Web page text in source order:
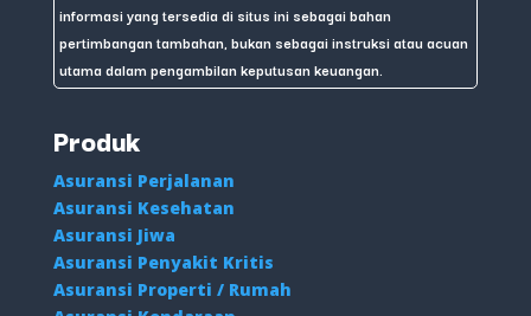
informasi yang tersedia di situs ini sebagai bahan
pertimbangan tambahan, bukan sebagai instruksi atau acuan
utama dalam pengambilan keputusan keuangan.
Produk
Asuransi Perjalanan
Asuransi Kesehatan
Asuransi Jiwa
Asuransi Penyakit Kritis
Asuransi Properti / Rumah